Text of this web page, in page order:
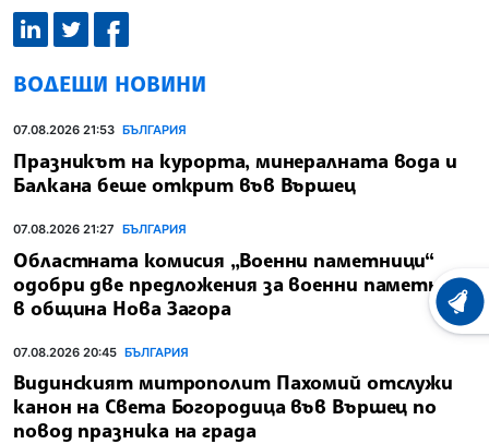
ВОДЕЩИ НОВИНИ
07.08.2026 21:53 БЪЛГАРИЯ
Празникът на курорта, минералната вода и
Балкана беше открит във Вършец
07.08.2026 21:27 БЪЛГАРИЯ
Областната комисия „Военни паметници“
одобри две предложения за военни паметници
в община Нова Загора
07.08.2026 20:45 БЪЛГАРИЯ
Видинският митрополит Пахомий отслужи
канон на Света Богородица във Вършец по
повод празника на града